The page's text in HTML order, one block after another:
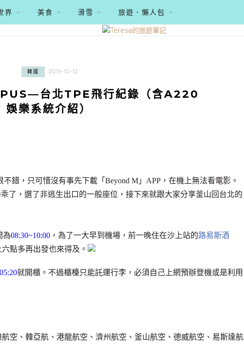
界 美食 滑雪 旅遊．懶人包
韓國 2019-10-12
PUS—台北TPE飛行紀錄（含A220
娛樂系統介紹）
錯，只可惜沒有事先下載「Beyond M」APP，在機上無法看電影。
了，選了非逃生出口的一般座位，接下來就跟大家分享釜山回台北的
為08:30~10:00 ，為了一大早到機場，前一晚住在沙上站的路易斯酒
點多再出發也來得及。
05:20就開櫃。不過櫃檯只能託運行李，必須自己上網預辦登機或是利用
空、韓亞航、港龍航空、濟州航空、釜山航空、德威航空、易斯達航